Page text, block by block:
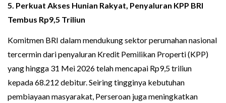
5. Perkuat Akses Hunian Rakyat, Penyaluran KPP BRI
Tembus Rp9,5 Triliun
Komitmen BRI dalam mendukung sektor perumahan nasional
tercermin dari penyaluran Kredit Pemilikan Properti (KPP)
yang hingga 31 Mei 2026 telah mencapai Rp9,5 triliun
kepada 68.212 debitur. Seiring tingginya kebutuhan
pembiayaan masyarakat, Perseroan juga meningkatkan